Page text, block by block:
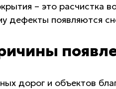
– это расчистка
дефекты появляются
дорог и объектов